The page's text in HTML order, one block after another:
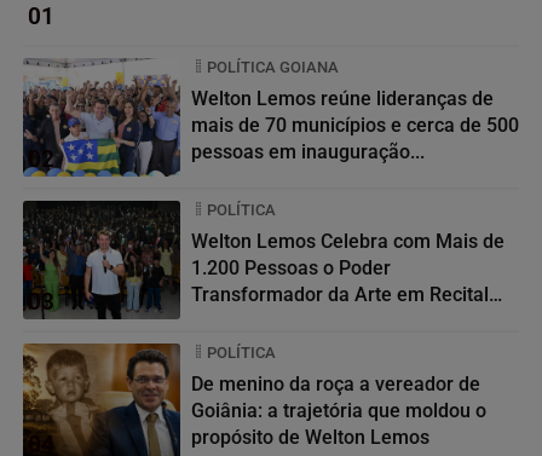
01
02
POLÍTICA GOIANA
Welton Lemos reúne lideranças de
mais de 70 municípios e cerca de 500
pessoas em inauguração...
03
POLÍTICA
Welton Lemos Celebra com Mais de
1.200 Pessoas o Poder
Transformador da Arte em Recital
04
POLÍTICA
De menino da roça a vereador de
Goiânia: a trajetória que moldou o
propósito de Welton Lemos